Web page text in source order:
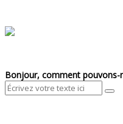
Bonjour, comment pouvons-